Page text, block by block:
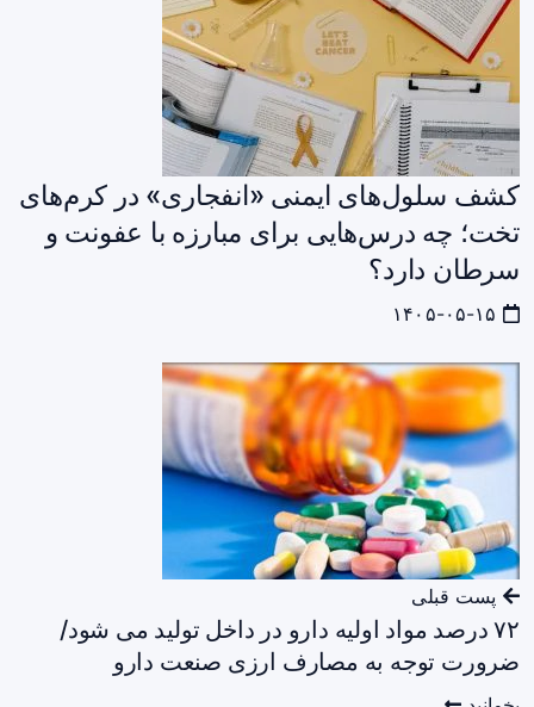
کشف سلول‌های ایمنی «انفجاری» در کرم‌های
تخت؛ چه درس‌هایی برای مبارزه با عفونت و
سرطان دارد؟
پست قبلی
۷۲ درصد مواد اولیه دارو در داخل تولید می شود/
ضرورت توجه به مصارف ارزی صنعت دارو